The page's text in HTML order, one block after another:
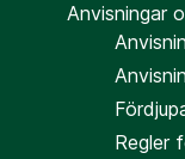
Anvisningar
Regler